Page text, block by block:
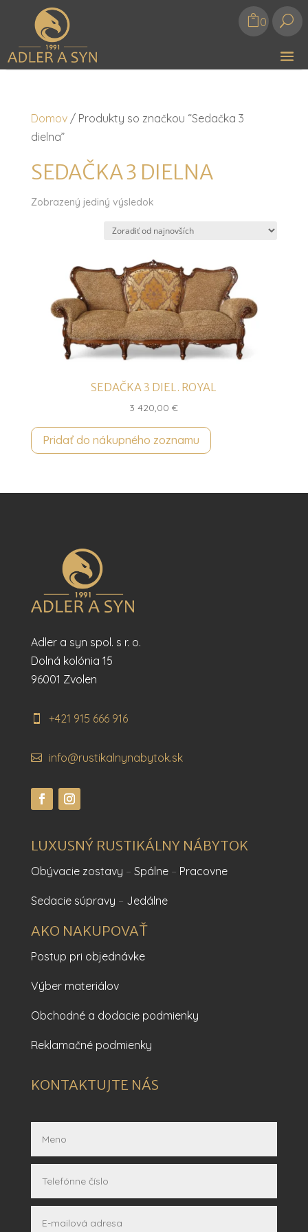
0 U
Domov/ Produkty so značkou “Sedačka 3
dielna”
SEDAČKA 3 DIELNA
Zobrazený jediný výsledok
SEDAČKA 3 DIEL. ROYAL
3 420,00€
Pridať do nákupného zoznamu
Adler a syn spol. s r. o.
Dolná kolónia 15
96001 Zvolen
+421 915 666 916
info@rustikalnynabytok.sk
LUXUSNÝ RUSTIKÁLNY NÁBYTOK
Obývacie zostavy – Spálne– Pracovne
Sedacie súpravy – Jedálne
AKO NAKUPOVAŤ
Postup pri objednávke
Výber materiálov
Obchodné a dodacie podmienky
Reklamačné podmienky
KONTAKTUJTE NÁS